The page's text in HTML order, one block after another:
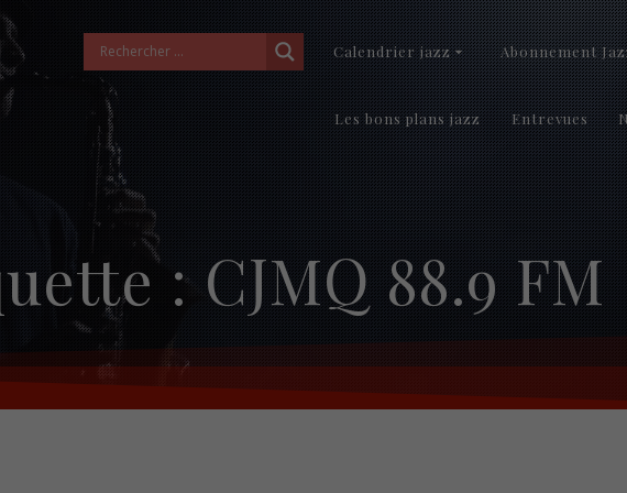
Calendrier jazz Abonnement
Les bons plans jazz Entrevues
:CJMQ 88.9 FM